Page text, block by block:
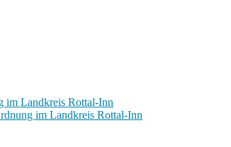
im Landkreis Rottal-Inn
im Landkreis Rottal-Inn